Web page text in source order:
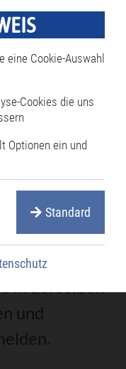
Sie in der
Die
Ausdruck
und
bestätigen
auf dem
und
eine Cookie-Auswahl
Cookies die uns
Optionen ein und
Standard